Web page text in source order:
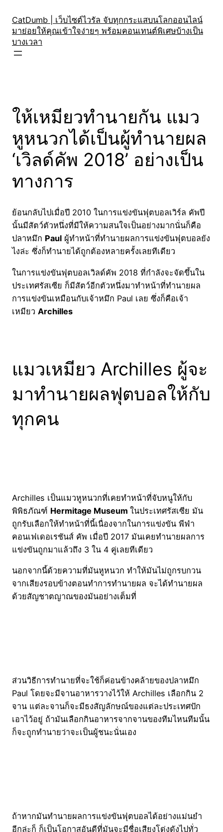
content
CatDumb | เว็บไซต์ไวรัล จับทุกกระแสบนโลกออนไลน์
มาย่อยให้คุณเข้าใจง่ายๆ พร้อมคอนเทนต์พิเศษบ้างเป็น
บางเวลา
ให้เหมียวทำนายกัน แมว
หูหนวกได้เป็นผู้ทำนายผล
‘เวิลด์คัพ 2018’ อย่างเป็น
ทางการ
ย้อนกลับไปเมื่อปี 2010 ในการแข่งขันฟุตบอลเวิร์ล คัพปี
นั้นมีสัตว์ตัวหนึ่งที่มีให้ความสนใจเป็นอย่างมากนั่นก็คือ
ปลาหมึก Paul ผู้ทำหน้าที่ทำนายผลการแข่งขันฟุตบอลยัง
ไงล่ะ ซึ่งก็ทำนายได้ถูกต้องหลายครั้งเลยทีเดียว
ในการแข่งขันฟุตบอลเวิลด์คัพ 2018 ที่กำลังจะจัดขึ้นใน
ประเทศรัสเซีย ก็มีสัตว์อีกตัวหนึ่งมาทำหน้าที่ทำนายผล
การแข่งขันเหมือนกับเจ้าหมึก Paul เลย ซึ่งก็คือเจ้า
เหมียว Archilles
แมวเหมียว Archilles ผู้จะ
มาทำนายผลฟุตบอลให้กับ
ทุกคน
Archilles เป็นแมวหูหนวกที่เคยทำหน้าที่จับหนูให้กับ
พิพิธภัณฑ์ Hermitage Museum ในประเทศรัสเซีย มัน
ถูกรับเลือกให้ทำหน้าที่นี้เนื่องจากในการแข่งขัน พีฟ่า
คอนเฟเดอเรชันส์ คัพ เมื่อปี 2017 มันเคยทำนายผลการ
แข่งขันถูกมาแล้วถึง 3 ใน 4 คู่เลยทีเดียว
นอกจากนี้ด้วยความที่มันหูหนวก ทำให้มันไม่ถูกรบกวน
จากเสียงรอบข้างตอนทำการทำนายผล จะได้ทำนายผล
ด้วยสัญชาตญาณของมันอย่างเต็มที่
ส่วนวิธีการทำนายที่จะใช้ก็ค่อนข้างคล้ายของปลาหมึก
Paul โดยจะมีจานอาหารวางไว้ให้ Archilles เลือกกิน 2
จาน แต่ละจานก็จะมีธงสัญลักษณ์ของแต่ละประเทศปัก
เอาไว้อยู่ ถ้ามันเลือกกินอาหารจากจานของทีมไหนทีมนั้น
ก็จะถูกทำนายว่าจะเป็นผู้ชนะนั่นเอง
ถ้าหากมันทำนายผลการแข่งขันฟุตบอลได้อย่างแม่นยำ
อีกล่ะก็ ก็เป็นโอกาสอันดีที่มันจะมีชื่อเสียงโด่งดังไปทั่ว